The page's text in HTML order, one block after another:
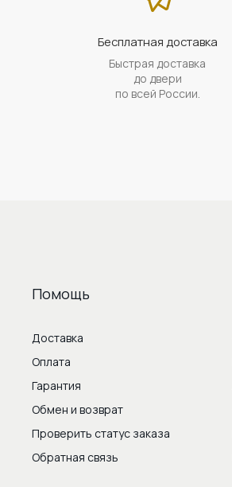
Бесплатная доставка
Быстрая доставка
до двери
по всей России.
Помощь
Доставка
Оплата
Гарантия
Обмен и возврат
Проверить статус заказа
Обратная связь